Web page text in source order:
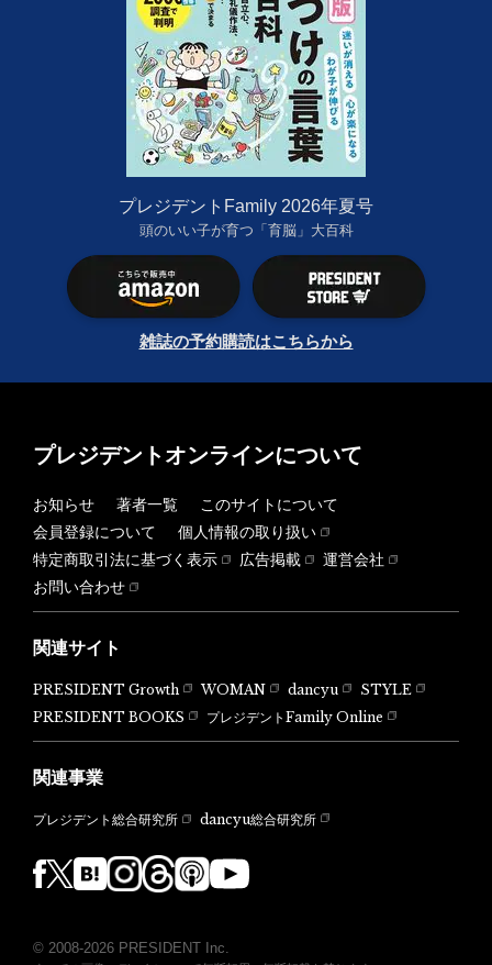
プレジデントFamily 2026年夏号
頭のいい子が育つ「育脳」大百科
雑誌の予約購読はこちらから
プレジデントオンラインについて
お知らせ 著者一覧
このサイトについて
会員登録について
個人情報の取り扱い
特定商取引法に基づく表示
広告掲載
運営会社
お問い合わせ
関連サイト
PRESIDENT Growth WOMAN dancyu
STYLE
PRESIDENT BOOKS
プレジデントFamily Online
関連事業
プレジデント総合研究所 dancyu総合研究所
© 2008-2026 PRESIDENT Inc.